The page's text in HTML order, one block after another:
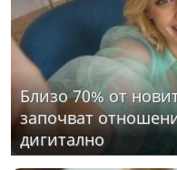
Близо 70% от
започват
дигитално